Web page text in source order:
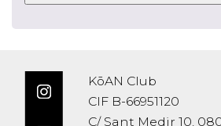
KōAN Club
CIF B-66951120
C/ Sant Medir 10,